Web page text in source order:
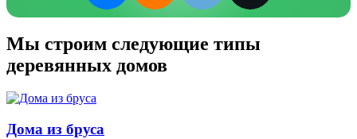
Мы строим следующие типы
деревянных домов
Дома из бруса